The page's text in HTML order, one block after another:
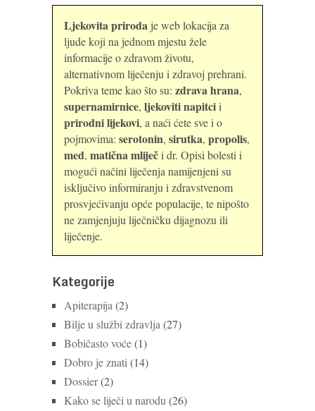
Ljekovita priroda je web lokacija za
ljude koji na jednom mjestu žele
informacije o zdravom životu,
alternativnom liječenju i zdravoj prehrani.
Pokriva teme kao što su: zdrava hrana,
supernamirnice, ljekoviti napitcii
prirodni lijekovi, a naći ćete sve i o
pojmovima: serotonin, sirutka, propolis,
med, matična mliječi dr. Opisi bolesti i
mogući načini liječenja namijenjeni su
isključivo informiranju i zdravstvenom
prosvjećivanju opće populacije, te nipošto
ne zamjenjuju liječničku dijagnozu ili
liječenje.
Kategorije
Apiterapija (2)
Bilje u službi zdravlja (27)
Bobičasto voće(1)
Dobro je znati (14)
Dossier(2)
Kako se liječi u narodu (26)